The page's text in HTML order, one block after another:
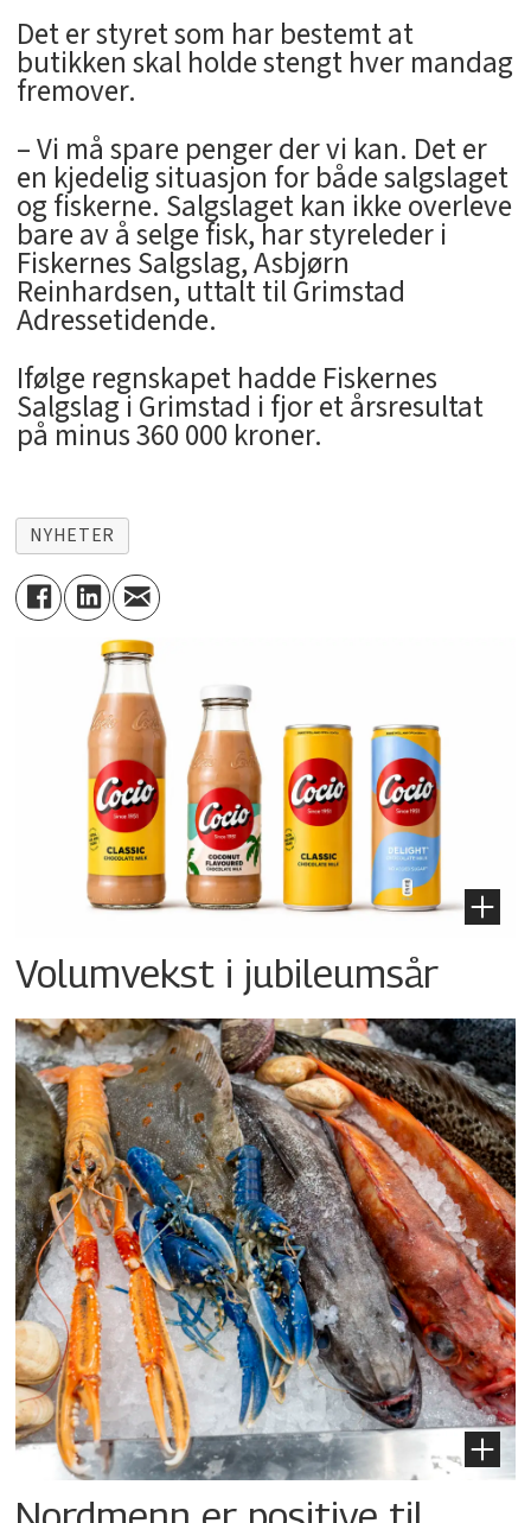
Det er styret som har bestemt at
butikken skal holde stengt hver mandag
fremover.
– Vi må spare penger der vi kan. Det er
en kjedelig situasjon for både salgslaget
og fiskerne. Salgslaget kan ikke overleve
bare av å selge fisk, har styreleder i
Fiskernes Salgslag, Asbjørn
Reinhardsen, uttalt til Grimstad
Adressetidende.
Ifølge regnskapet hadde Fiskernes
Salgslag i Grimstad i fjor et årsresultat
på minus 360 000 kroner.
NYHETER
Volumvekst i jubileumsår